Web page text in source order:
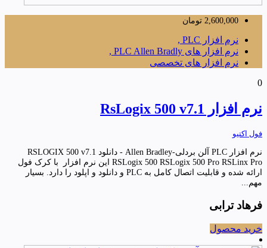
2,600,000 تومان
نرم افزار PLC ,
نرم افزار های PLC Allen Bradly ,
نرم افزار های تخصصی
0
نرم افزار RsLogix 500 v7.1
فول اکتیو
نرم افزار PLC آلن بردلی-Allen Bradley - دانلود RSLOGIX 500 v7.1
RSLogix 500 RSLogix 500 Pro RSLinx Pro این نرم افزار با کرک فول
ارائه شده و قابلیت اتصال کامل به PLC و دانلود و اپلود را دارد. بسیار
مهم...
فرهاد ترابی
خرید محصول